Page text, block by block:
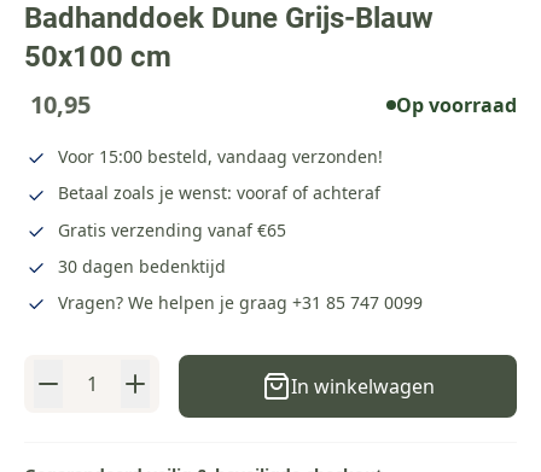
Badhanddoek Dune Grijs-Blauw
50x100 cm
10,95 Op voorraad
Voor 15:00 besteld, vandaag verzonden!
Betaal zoals je wenst: vooraf of achteraf
Gratis verzending vanaf €65
30 dagen bedenktijd
Vragen? We helpen je graag +31 85 747 0099
Aantal In winkelwagen